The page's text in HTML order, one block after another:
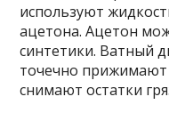
используют
ацетона. Ацетон
синтетики. Ватный
точечно прижимают
снимают остатки